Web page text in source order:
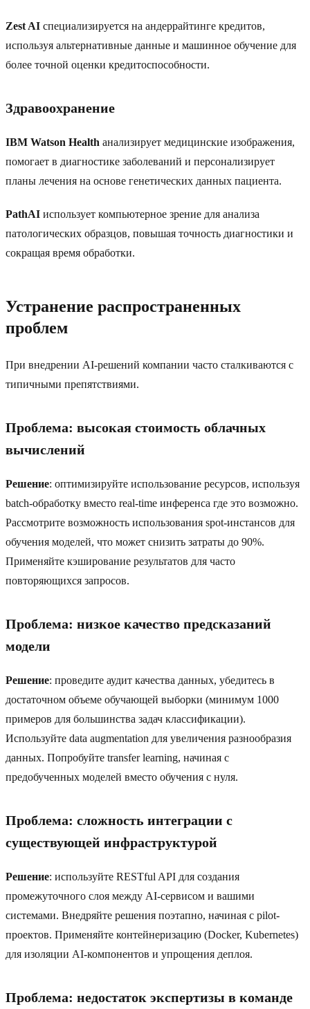
Zest AI специализируется на андеррайтинге кредитов,
используя альтернативные данные и машинное обучение для
более точной оценки кредитоспособности.
Здравоохранение
IBM Watson Health анализирует медицинские изображения,
помогает в диагностике заболеваний и персонализирует
планы лечения на основе генетических данных пациента.
PathAI использует компьютерное зрение для анализа
патологических образцов, повышая точность диагностики и
сокращая время обработки.
Устранение распространенных
проблем
При внедрении AI-решений компании часто сталкиваются с
типичными препятствиями.
Проблема: высокая стоимость облачных
вычислений
Решение: оптимизируйте использование ресурсов, используя
batch-обработку вместо real-time инференса где это возможно.
Рассмотрите возможность использования spot-инстансов для
обучения моделей, что может снизить затраты до 90%.
Применяйте кэширование результатов для часто
повторяющихся запросов.
Проблема: низкое качество предсказаний
модели
Решение: проведите аудит качества данных, убедитесь в
достаточном объеме обучающей выборки (минимум 1000
примеров для большинства задач классификации).
Используйте data augmentation для увеличения разнообразия
данных. Попробуйте transfer learning, начиная с
предобученных моделей вместо обучения с нуля.
Проблема: сложность интеграции с
существующей инфраструктурой
Решение: используйте RESTful API для создания
промежуточного слоя между AI-сервисом и вашими
системами. Внедряйте решения поэтапно, начиная с pilot-
проектов. Применяйте контейнеризацию (Docker, Kubernetes)
для изоляции AI-компонентов и упрощения деплоя.
Проблема: недостаток экспертизы в команде